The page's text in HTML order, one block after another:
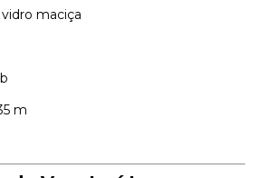
maciça
m